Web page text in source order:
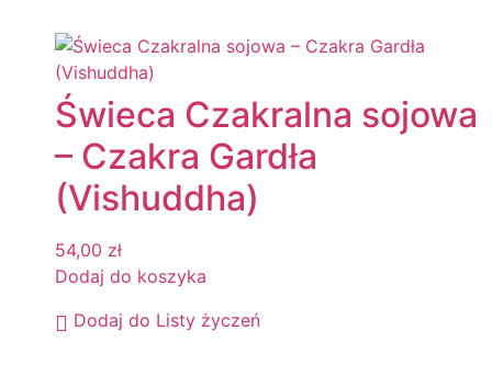
Świeca Czakralna sojowa
– Czakra Gardła
(Vishuddha)
54,00 zł
Dodaj do koszyka
Dodaj do Listy życzeń